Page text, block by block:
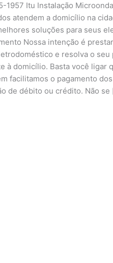
1957 Itu Instalação
atendem a domicílio na
soluções para seus
Nossa intenção é
e resolva o seu
à domicílio. Basta você ligar
facilitamos o pagamento
de débito ou crédito. Não